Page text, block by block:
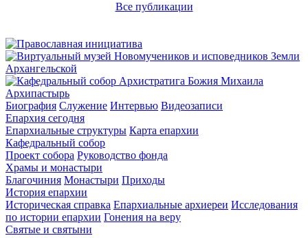
Все публикации
Архипастырь
Биография Служение Интервью Видеозаписи
Епархия сегодня
Епархиальные структуры Карта епархии
Кафедральный собор
Проект собора Руководство фонда
Храмы и монастыри
Благочиния Монастыри Приходы
История епархии
Историческая справка Епархиальные архиереи Исследования
по истории епархии Гонения на веру
Святые и святыни